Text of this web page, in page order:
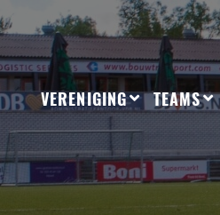
VERENIGING TEAMS